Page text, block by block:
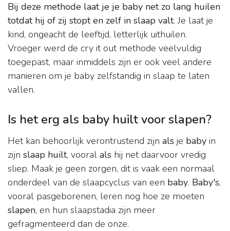
Bij deze methode laat je je baby net zo lang huilen
totdat hij of zij stopt en zelf in slaap valt. Je laat je
kind, ongeacht de leeftijd, letterlijk uithuilen.
Vroeger werd de cry it out methode veelvuldig
toegepast, maar inmiddels zijn er ook veel andere
manieren om je baby zelfstandig in slaap te laten
vallen.
Is het erg als baby huilt voor slapen?
Het kan behoorlijk verontrustend zijn als je baby in
zijn slaap huilt, vooral als hij net daarvoor vredig
sliep. Maak je geen zorgen, dit is vaak een normaal
onderdeel van de slaapcyclus van een baby. Baby's,
vooral pasgeborenen, leren nog hoe ze moeten
slapen, en hun slaapstadia zijn meer
gefragmenteerd dan de onze.